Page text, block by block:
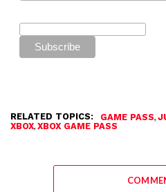
RELATED TOPICS: GAME PASS,
XBOX, XBOX GAME PASS